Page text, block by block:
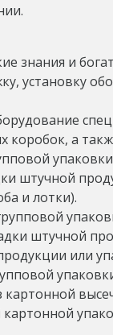
знания и
установку
а
штучной
и лотки).
штучной
или